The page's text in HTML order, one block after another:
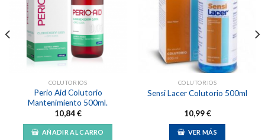
Añadir
lista de
COLUTORIOS
Perio Aid Colutorio
Mantenimiento 500ml.
10,84€
AÑADIR AL CARRO
Añadir
a la
lista de
deseos
COLUTORIOS
Sensi Lacer Colutorio 500ml
10,99€
VER MÁS